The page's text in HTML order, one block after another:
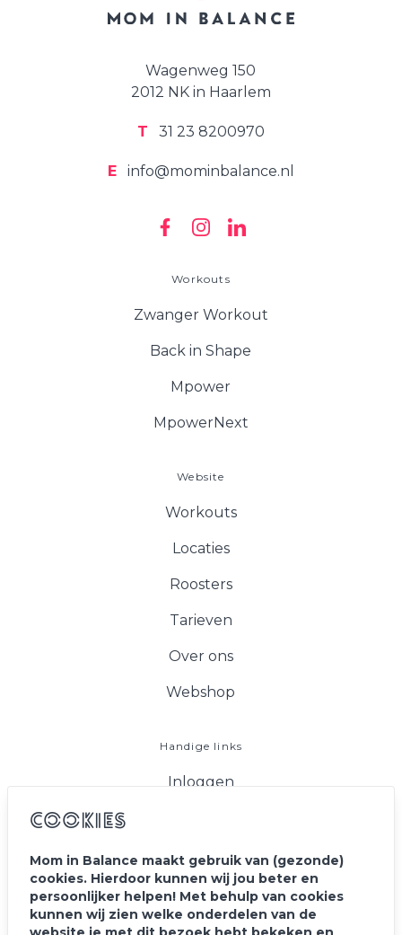
Cookies
Mom in Balance maakt gebruik van (gezonde)
cookies. Hierdoor kunnen wij jou beter en
persoonlijker helpen! Met behulp van cookies
kunnen wij zien welke onderdelen van de
Wagenweg 150
2012 NK in Haarlem
T 31 23 8200970
E info@mominbalance.nl
Workouts
Zwanger Workout
Back in Shape
Mpower
MpowerNext
Website
Workouts
Locaties
Roosters
Tarieven
Over ons
Webshop
Handige links
Inloggen
Vacatures
Blog
Contact